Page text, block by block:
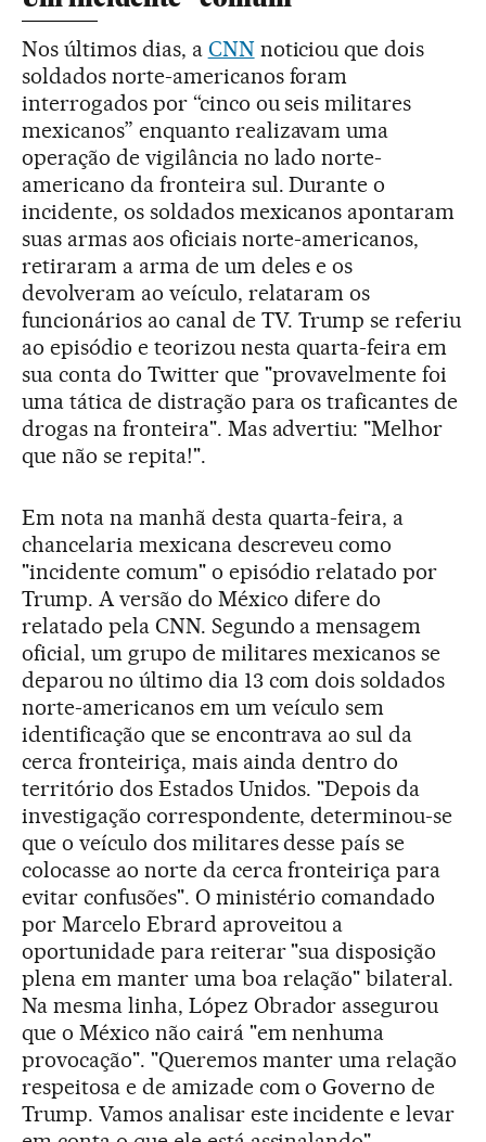
Nos últimos dias, a CNNnoticiou que dois
soldados norte-americanos foram
interrogados por “cinco ou seis militares
mexicanos” enquanto realizavam uma
operação de vigilância no lado norte-
americano da fronteira sul. Durante o
incidente, os soldados mexicanos apontaram
suas armas aos oficiais norte-americanos,
retiraram a arma de um deles e os
devolveram ao veículo, relataram os
funcionários ao canal de TV. Trump se referiu
ao episódio e teorizou nesta quarta-feira em
sua conta do Twitter que "provavelmente foi
uma tática de distração para os traficantes de
drogas na fronteira". Mas advertiu: "Melhor
que não se repita!".
Em nota na manhã desta quarta-feira, a
chancelaria mexicana descreveu como
"incidente comum" o episódio relatado por
Trump. A versão do México difere do
relatado pela CNN. Segundo a mensagem
oficial, um grupo de militares mexicanos se
deparou no último dia 13 com dois soldados
norte-americanos em um veículo sem
identificação que se encontrava ao sul da
cerca fronteiriça, mais ainda dentro do
território dos Estados Unidos. "Depois da
investigação correspondente, determinou-se
que o veículo dos militares desse país se
colocasse ao norte da cerca fronteiriça para
evitar confusões". O ministério comandado
por Marcelo Ebrard aproveitou a
oportunidade para reiterar "sua disposição
plena em manter uma boa relação" bilateral.
Na mesma linha, López Obrador assegurou
que o México não cairá "em nenhuma
provocação". "Queremos manter uma relação
respeitosa e de amizade com o Governo de
Trump. Vamos analisar este incidente e levar